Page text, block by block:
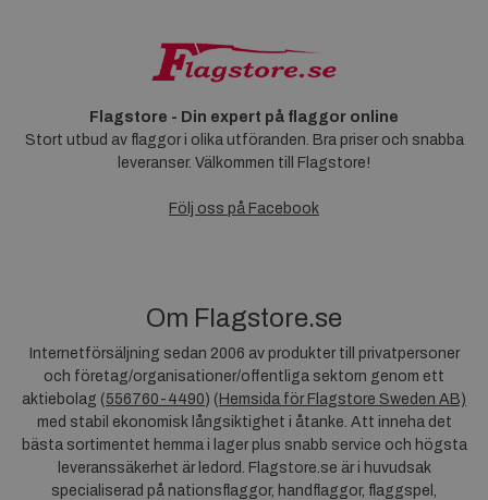
Flagstore - Din expert på flaggor online
Stort utbud av flaggor i olika utföranden. Bra priser och snabba
leveranser. Välkommen till Flagstore!
Följ oss på Facebook
Om Flagstore.se
Internetförsäljning sedan 2006 av produkter till privatpersoner
och företag/organisationer/offentliga sektorn genom ett
aktiebolag (556760-4490) ( Hemsida för Flagstore Sweden AB)
med stabil ekonomisk långsiktighet i åtanke. Att inneha det
bästa sortimentet hemma i lager plus snabb service och högsta
leveranssäkerhet är ledord. Flagstore.se är i huvudsak
specialiserad på nationsflaggor, handflaggor, flaggspel,